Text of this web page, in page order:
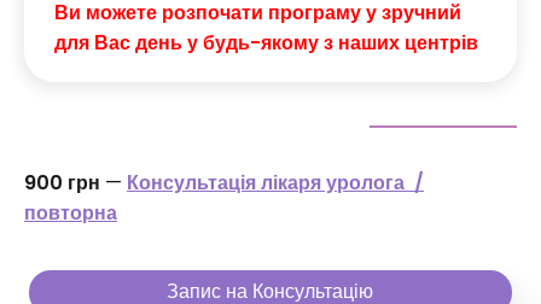
Ви можете розпочати програму у зручний
для Вас день у будь-якому з наших центрів
900 грн — Консультація лікаря уролога /
повторна
Запис на Консультацію